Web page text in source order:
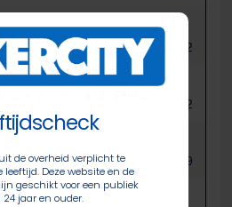
RU 85000
2.782
€
2.782
2.339
NL 65500
de overheid verplicht te
Deze website en de
geschikt voor een publiek
24 jaar en ouder.